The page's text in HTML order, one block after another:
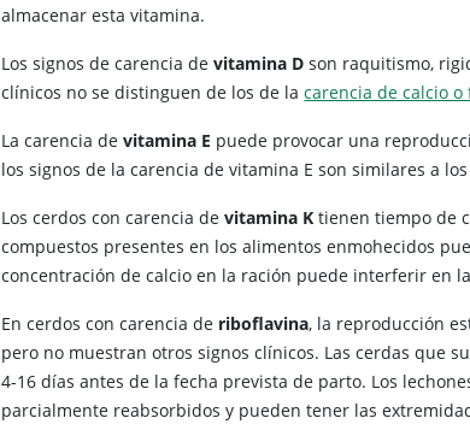
almacenar esta vitamina.
Los signos de carencia devitamina D son raquitismo,
clínicos no se distinguen de los de lacarencia de calcio o
La carencia devitamina E puede provocar una
los signos de la carencia de vitamina E son similares a
Los cerdos con carencia devitamina K tienen tiempo de
compuestos presentes en los alimentos enmohecidos
concentración de calcio en la ración puede interferir en
En cerdos con carencia de riboflavina, la reproducción
pero no muestran otros signos clínicos. Las cerdas que
4-16 días antes de la fecha prevista de parto. Los
parcialmente reabsorbidos y pueden tener las